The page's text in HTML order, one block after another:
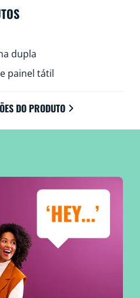
dupla
painel tátil
DO PRODUTO